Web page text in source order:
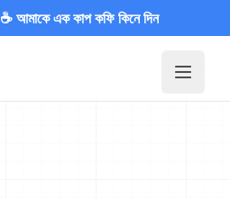
☕ আমাকে এক কাপ কফি কিনে দিন